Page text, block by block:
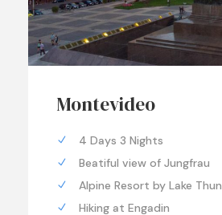
Montevideo
4 Days 3 Nights
Beatiful view of Jungfrau
Alpine Resort by Lake Thun
Hiking at Engadin